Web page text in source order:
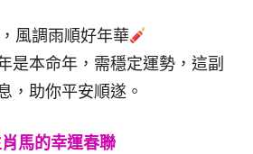
風調雨順好年華
是本命年，需穩定運勢，這副
，助你平安順遂。
馬的幸運春聯